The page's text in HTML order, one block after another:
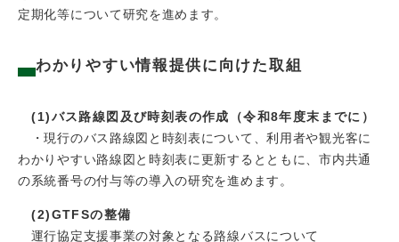
定期化等について研究を進めます。
わかりやすい情報提供に向けた取組
(1)バス路線図及び時刻表の作成（令和8年度末までに）
・現行のバス路線図と時刻表について、利用者や観光客に
わかりやすい路線図と時刻表に更新するとともに、市内共通
の系統番号の付与等の導入の研究を進めます。
(2)GTFSの整備
運行協定支援事業の対象となる路線バスについて